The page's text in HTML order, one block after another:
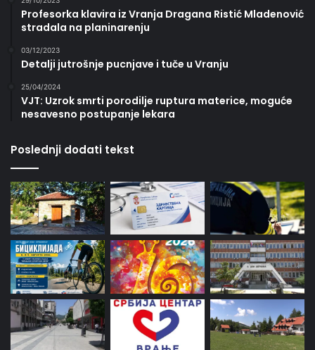
Profesorka klavira iz Vranja Dragana Ristić Mladenović
stradala na planinarenju
03/12/2023
Detalji jutrošnje pucnjave i tuče u Vranju
25/04/2024
VJT: Uzrok smrti porodilje ruptura materice, moguće
nesavesno postupanje lekara
Poslednji dodati tekst